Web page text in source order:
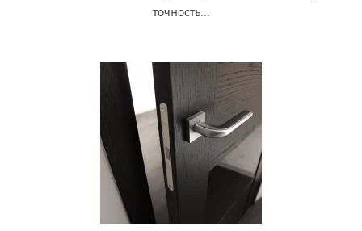
точность...